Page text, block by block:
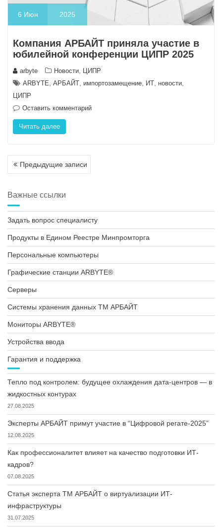
6 Июн 2025
Компания АРБАЙТ приняла участие в
юбилейной конференции ЦИПР 2025
arbyte Новости
ЦИПР
ARBYTE АРБАЙТ импортозамещение ИТ новости
ЦИПР
Оставить комментарий
Читать далее
Навигация
по
Предыдущие записи
Важные ссылки
Задать вопрос специалисту
Продукты в Едином Реестре Минпромторга
Персональные компьютеры
Графические станции ARBYTE®
Серверы
Системы хранения данных ТМ АРБАЙТ
Мониторы ARBYTE®
Устройства ввода
Гарантия и поддержка
Тепло под контролем: будущее охлаждения дата-центров — в
жидкостных контурах
27.08.2025
Эксперты АРБАЙТ примут участие в “Цифровой регате-2025”
12.08.2025
Как профессионалитет влияет на качество подготовки ИТ-
кадров?
07.08.2025
Статья эксперта ТМ АРБАЙТ о виртуализации ИТ-
инфраструктуры
31.07.2025